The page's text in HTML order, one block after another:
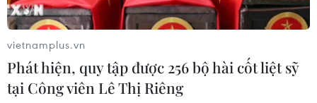
vietnamplus.vn
Phát hiện, quy tập được 256 bộ hài cốt liệt sỹ
tại Công viên Lê Thị Riêng